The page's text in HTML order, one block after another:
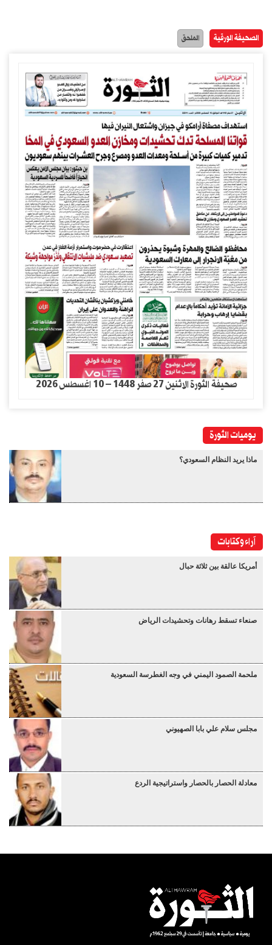
الصحيفة الورقية الملحق
صحيفة الثورة الاثنين 27 صفر 1448 – 10 اغسطس 2026
يوميات الثورة
ماذا يريد النظام السعودي؟
آراء وكتابات
أمريكا عالقة بين ثلاثة حبال
صنعاء تسقط رهانات وتحشيدات الرياض
ملحمة الصمود اليمني في وجه الغطرسة السعودية
مجلس سلام علي بابا الصهيوني
معادلة الحصار بالحصار واستراتيجية الردع